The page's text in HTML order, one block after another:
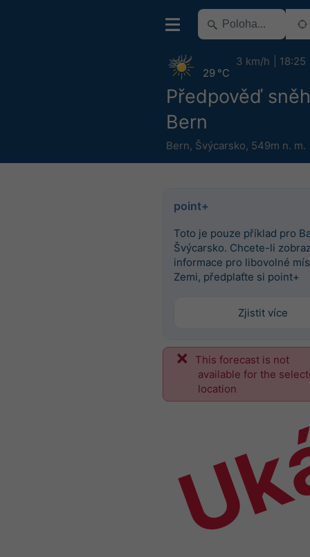
Předpověď
Bern
Bern, Švýcarsko, 549m n. m.
29 °C
3 km/h 18:25
point+
Toto je pouze příklad pro
Švýcarsko. Chcete-li
informace pro libovolné
Zemi, předplaťte si point+
Zjistit více
This forecast is not
available for the
location